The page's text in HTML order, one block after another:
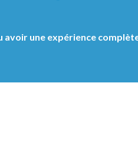
avoir une expérience